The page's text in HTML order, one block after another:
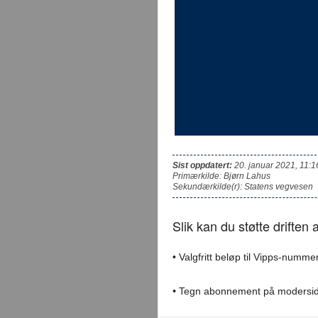
Sist oppdatert: 20. januar 2021,
Primærkilde: Bjørn Lahus
Sekundærkilde(r): Statens vegvesen
Slik kan du støtte driften
• Valgfritt beløp til Vipps-
• Tegn abonnement på